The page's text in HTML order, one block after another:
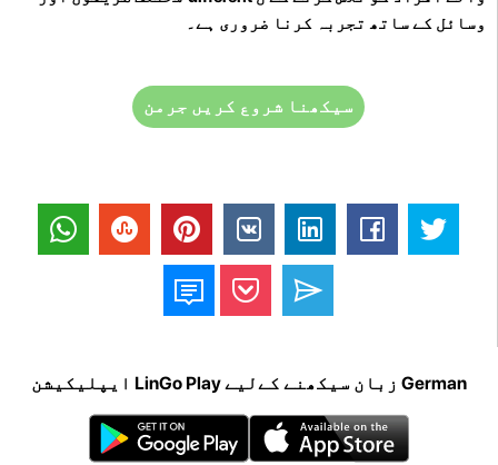
وسائل کے ساتھ تجربہ کرنا ضروری ہے۔
سیکھنا شروع کریں جرمن
German زبان سیکھنے کےلیے LinGo Play ایپلیکیشن